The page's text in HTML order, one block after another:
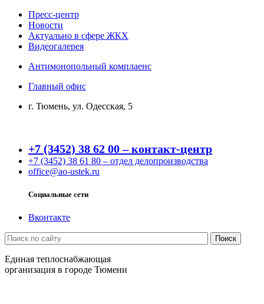
Пресс-центр
Новости
Актуально в сфере ЖКХ
Видеогалерея
Антимонопольный комплаенс
Главный офис
г. Тюмень, ул. Одесская, 5
+7 (3452) 38 62 00 – контакт-центр
+7 (3452) 38 61 80 – отдел делопроизводства
office@ao-ustek.ru
Социальные сети
Вконтакте
Единая теплоснабжающая
организация в городе Тюмени